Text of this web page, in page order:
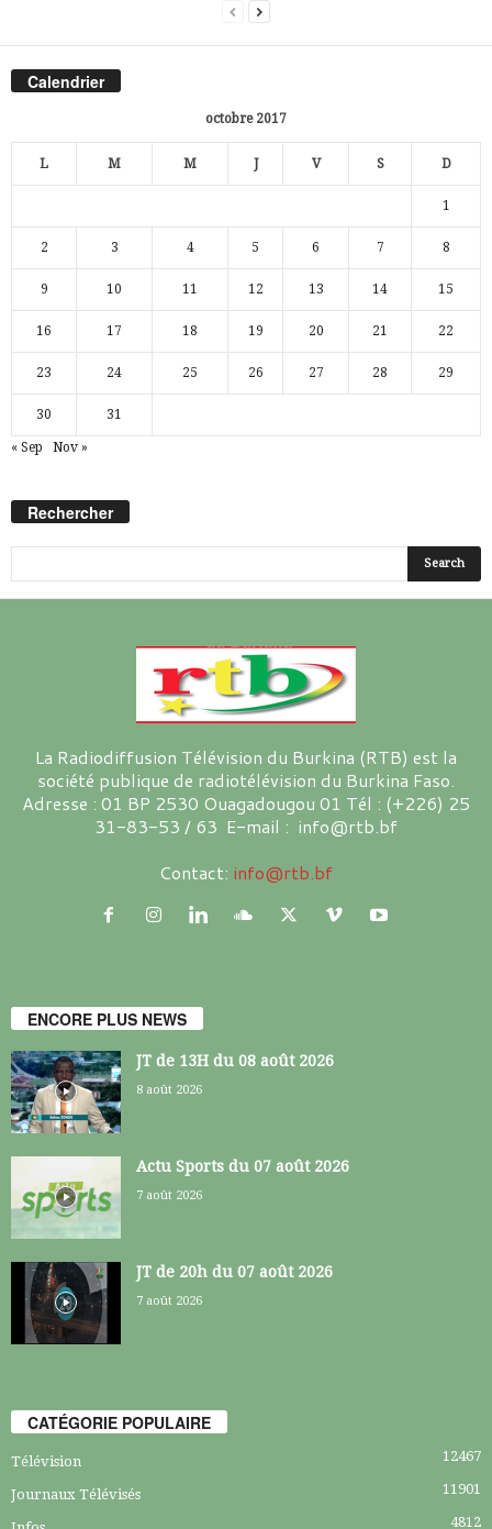
Calendrier
octobre 2017
L M M J V S D
1
2 3 4 5 6 7 8
9 10 11 12 13 14 15
16 17 18 19 20 21 22
23 24 25 26 27 28 29
30 31
« Sep Nov »
Rechercher
La Radiodiffusion Télévision du Burkina (RTB) est la
société publique de radiotélévision du Burkina Faso.
Adresse : 01 BP 2530 Ouagadougou 01 Tél : (+226) 25
31-83-53 / 63 E-mail : info@rtb.bf
Contact: info@rtb.bf
ENCORE PLUS NEWS
JT de 13H du 08 août 2026
8 août 2026
Actu Sports du 07 août 2026
7 août 2026
JT de 20h du 07 août 2026
7 août 2026
CATÉGORIE POPULAIRE
Télévision 12467
Journaux Télévisés 11901
4812